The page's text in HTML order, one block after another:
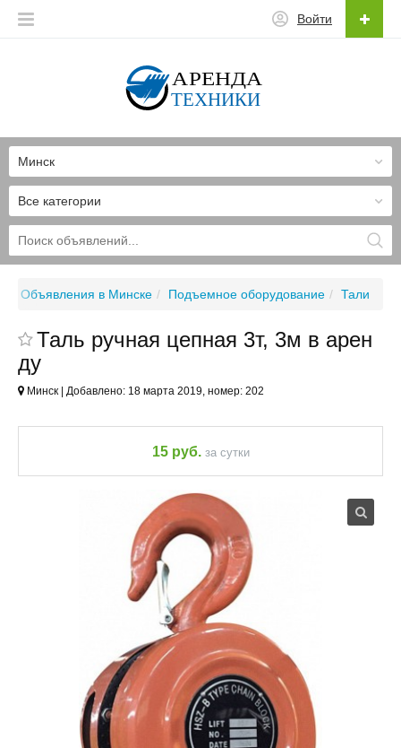
Войти
Все категории
Минск
Объявления в Минске Подъемное оборудование Тали
Таль ручная цепная 3т, 3м в арен
ду
Минск | Добавлено: 18 марта 2019, номер: 202
15 руб. за сутки